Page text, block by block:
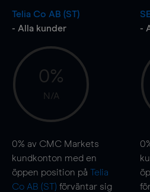
Telia Co AB (ST)
- Alla kunder
0%
N/A
0% av CMC Markets
kundkonton med en
öppen position på Telia
Co AB (ST) förväntar sig
-